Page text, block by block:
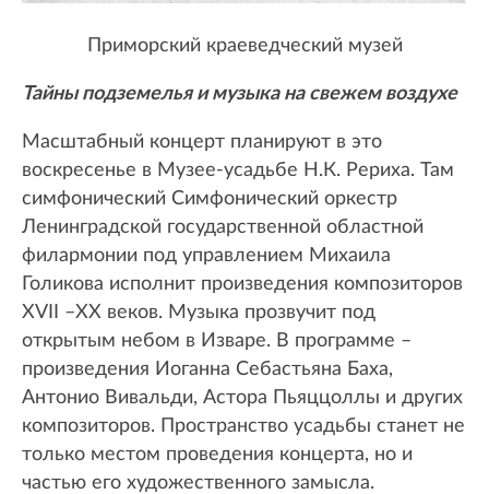
Приморский краеведческий музей
Тайны подземелья и музыка на свежем воздухе
Масштабный концерт планируют в это
воскресенье в Музее-усадьбе Н.К. Рериха. Там
симфонический Симфонический оркестр
Ленинградской государственной областной
филармонии под управлением Михаила
Голикова исполнит произведения композиторов
XVII –XX веков. Музыка прозвучит под
открытым небом в Изваре. В программе –
произведения Иоганна Себастьяна Баха,
Антонио Вивальди, Астора Пьяццоллы и других
композиторов. Пространство усадьбы станет не
только местом проведения концерта, но и
частью его художественного замысла.